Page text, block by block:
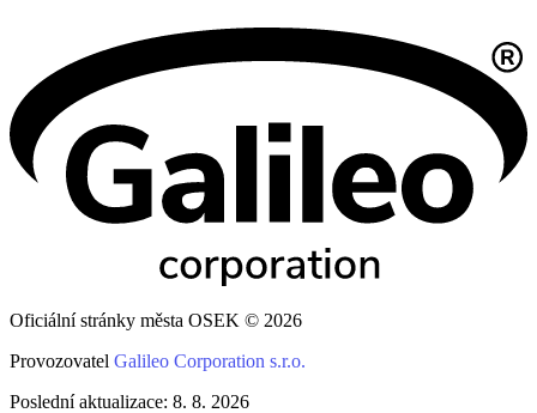
Oficiální stránky města OSEK © 2026
Provozovatel Galileo Corporation s.r.o.
Poslední aktualizace: 8. 8. 2026